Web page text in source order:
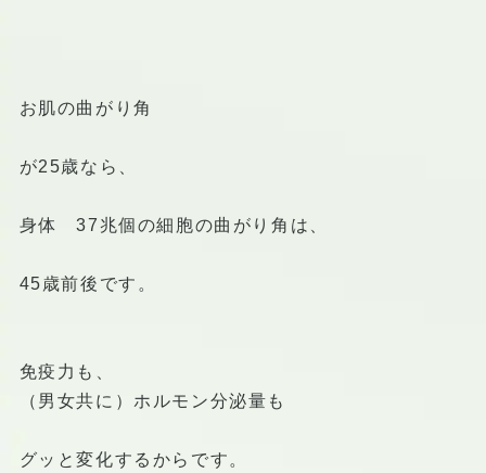
お肌の曲がり角
が25歳なら、
身体 37兆個の細胞の曲がり角は、
45歳前後です。
免疫力も、
（男女共に）ホルモン分泌量も
グッと変化するからです。